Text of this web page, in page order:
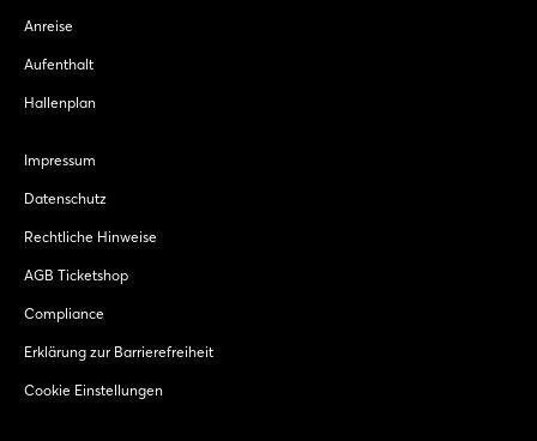
Anreise
Aufenthalt
Hallenplan
Impressum
Datenschutz
Rechtliche Hinweise
AGB Ticketshop
Compliance
Erklärung zur Barrierefreiheit
Cookie Einstellungen